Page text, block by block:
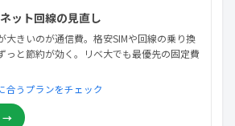
ット回線の見直し
大きいのが通信費。格安SIMや回線の乗り換
っと節約が効く。リベ大でも最優先の固定費
合うプランをチェック
→